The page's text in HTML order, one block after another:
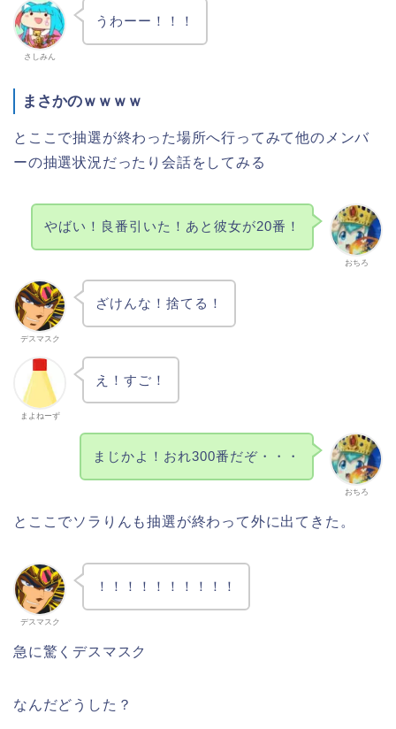
さしみん
うわーー！！！
まさかのｗｗｗｗ
とここで抽選が終わった場所へ行ってみて他のメンバ
ーの抽選状況だったり会話をしてみる
おちろ
やばい！良番引いた！あと彼女が20番！
デスマスク
ざけんな！捨てる！
まよねーず
え！すご！
おちろ
まじかよ！おれ300番だぞ・・・
とここでソラりんも抽選が終わって外に出てきた。
デスマスク
！！！！！！！！！！
急に驚くデスマスク
なんだどうした？